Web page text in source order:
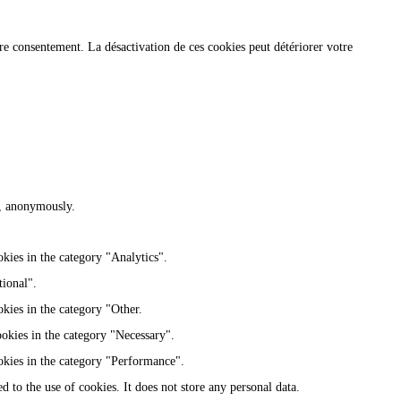
consentement. La désactivation de ces cookies peut détériorer votre
anonymously.
in the category "Analytics".
in the category "Other.
in the category "Necessary".
in the category "Performance".
to the use of cookies. It does not store any personal data.